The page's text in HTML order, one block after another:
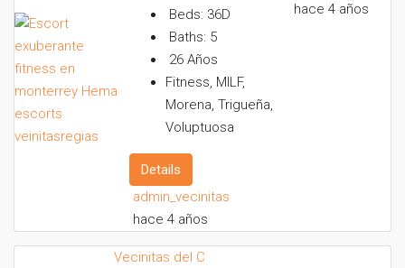
Beds: 36D
Baths: 5
26 Años
Fitness, MILF,
Morena, Trigueña,
Voluptuosa
Details
admin_vecinitas
hace 4 años
hace 4 años
Vecinitas del C